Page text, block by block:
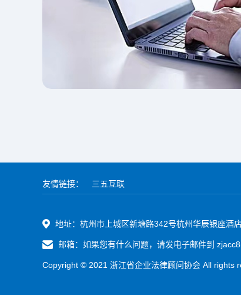
友情链接： 三五互联
地址：杭州市上城区新塘路342号杭州华辰银座酒
邮箱：如果您有什么问题，请发电子邮件到
Copyright © 2021 浙江省企业法律顾问协会 All rights